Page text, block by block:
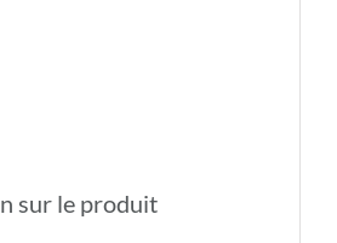
sur le produit